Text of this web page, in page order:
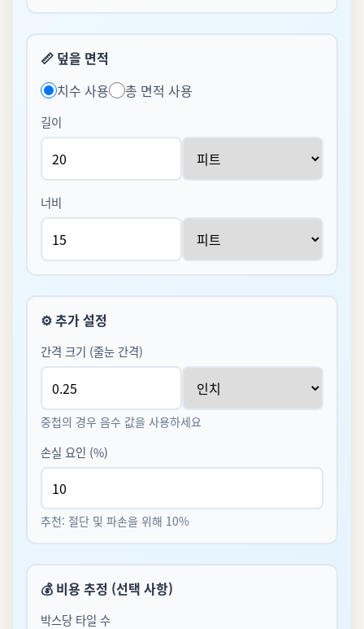
📏 덮을 면적
치수 사용
총 면적 사용
길이
너비
⚙️추가 설정
간격 크기 (줄눈 간격)
중첩의 경우 음수 값을 사용하세요
손실 요인 (%)
추천: 절단 및 파손을 위해 10%
💰 비용 추정 (선택 사항)
박스당 타일 수